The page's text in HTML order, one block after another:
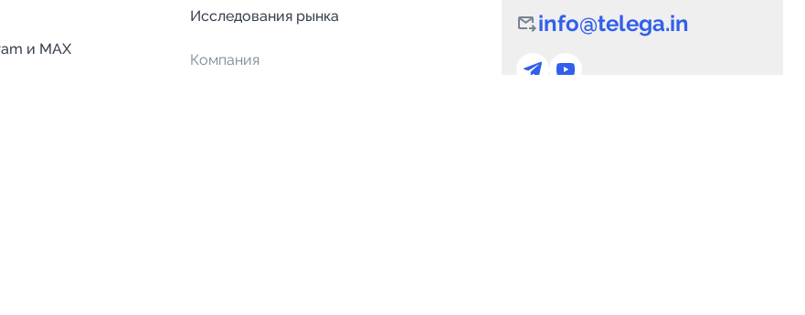
и MAX
Исследования рынка
Компания
info@telega.in